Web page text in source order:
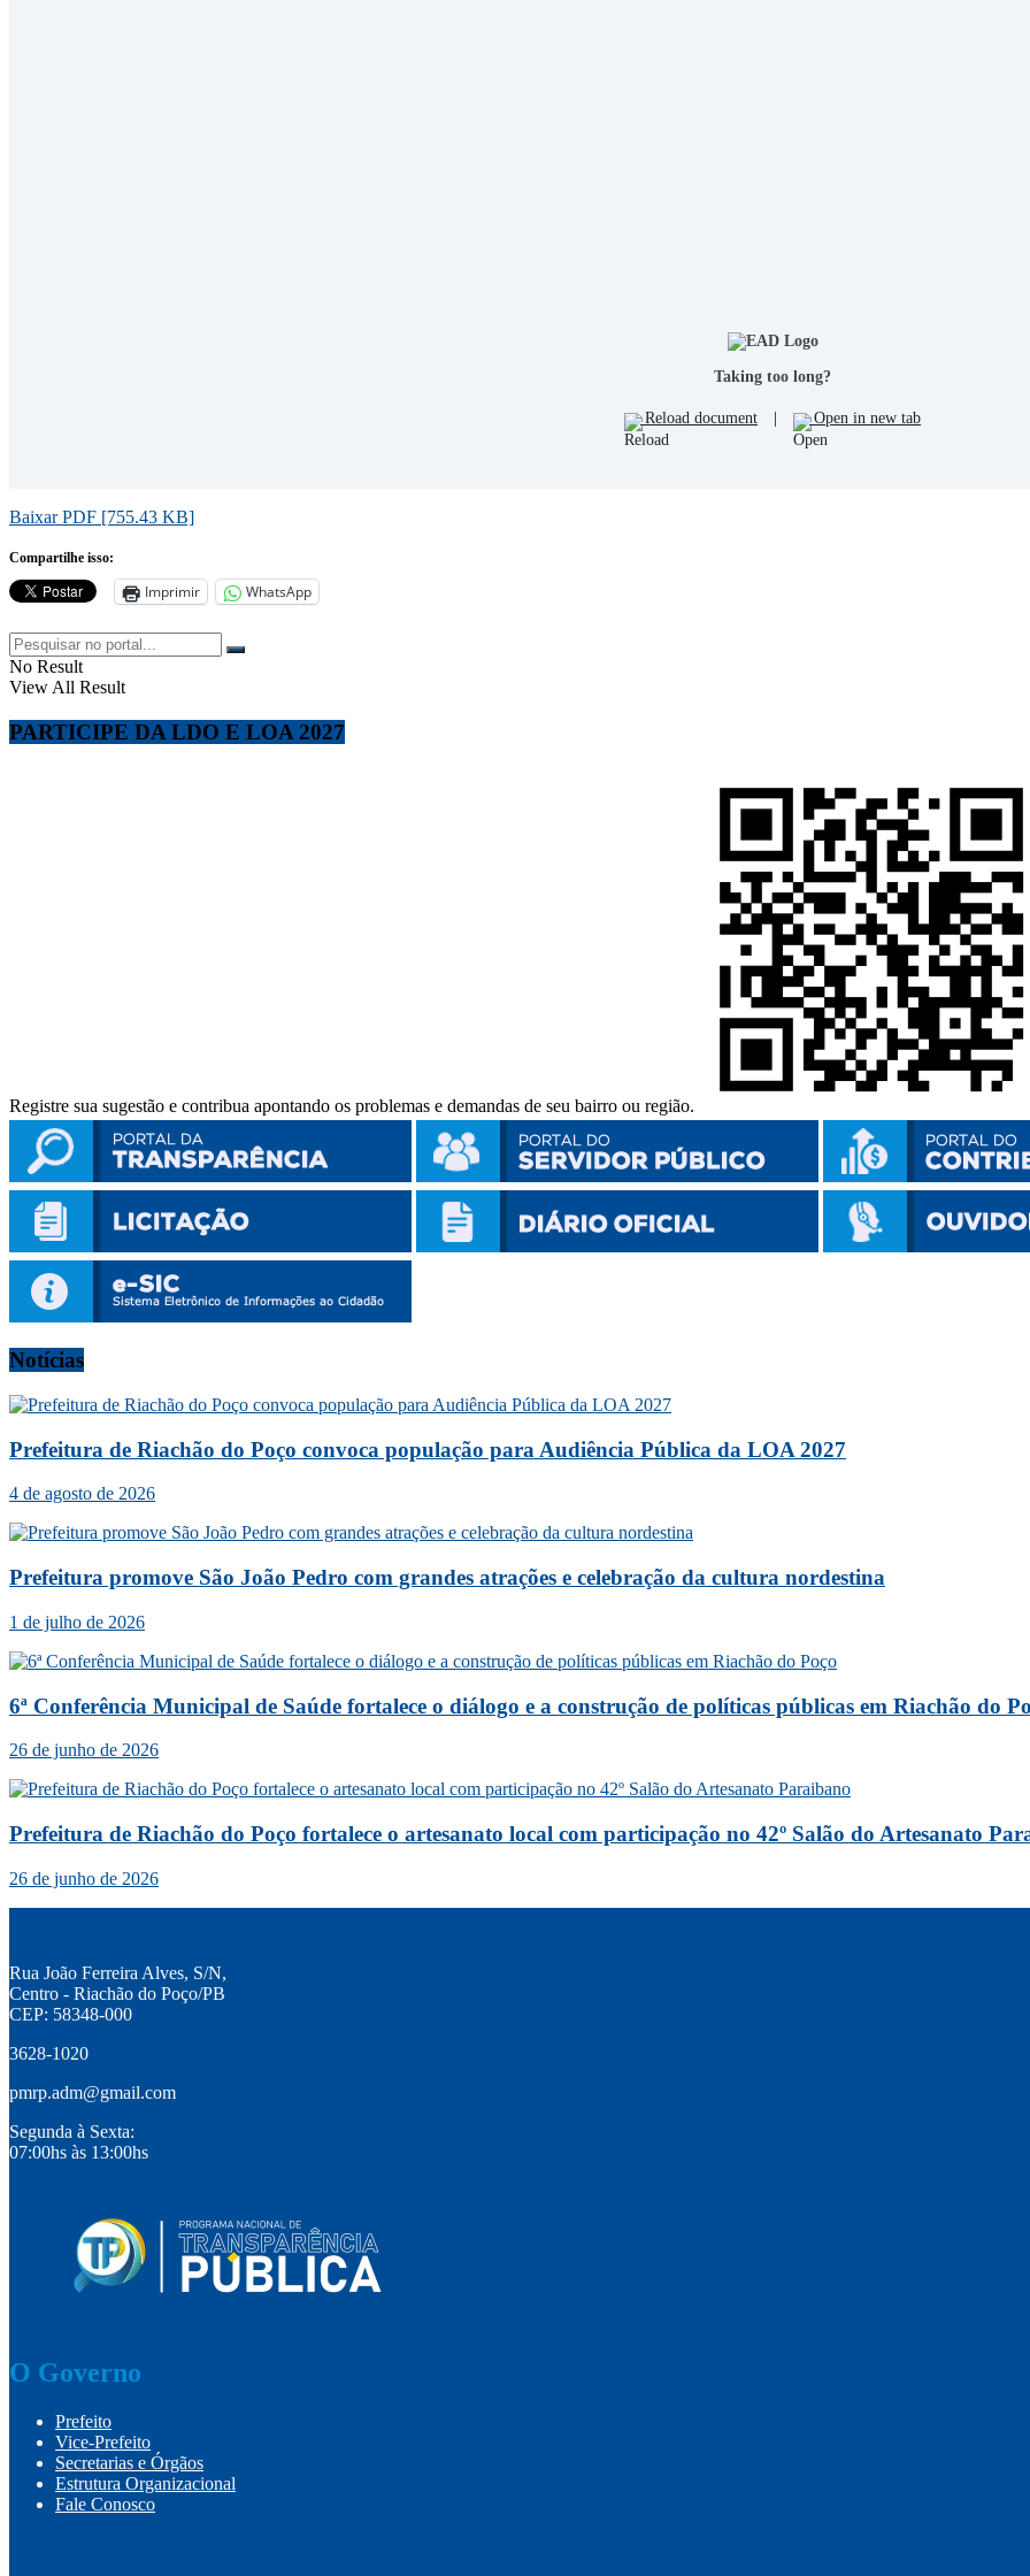
Taking too long?
Reload document Open in new tab
Baixar PDF [755.43 KB]
Compartilhe isso:
Imprimir WhatsApp
No Result
View All Result
PARTICIPE DA LDO E LOA 2027
Registre sua sugestão e contribua apontando os problemas e demandas de seu bairro ou região.
Notícias
Prefeitura de Riachão do Poço convoca população para Audiência Pública da LOA 2027
4 de agosto de 2026
Prefeitura promove São João Pedro com grandes atrações e celebração da cultura nordestina
1 de julho de 2026
6ª Conferência Municipal de Saúde fortalece o diálogo e a construção de políticas públicas em Riachão do
26 de junho de 2026
Prefeitura de Riachão do Poço fortalece o artesanato local com participação no 42º Salão do Artesanato
26 de junho de 2026
Rua João Ferreira Alves, S/N,
Centro - Riachão do Poço/PB
CEP: 58348-000
3628-1020
pmrp.adm@gmail.com
Segunda à Sexta:
07:00hs às 13:00hs
O Governo
Prefeito
Vice-Prefeito
Secretarias e Órgãos
Estrutura Organizacional
Fale Conosco